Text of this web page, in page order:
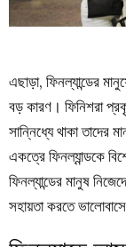
এছাড়া, ফিনল্যান্ডের
বড় কারণ। ফিনিশরা
সান্নিধ্যে থাকা তাদের
একত্রে ফিনল্যান্ডকে
ফিনল্যান্ডের মানুষ
সহায়তা করতে